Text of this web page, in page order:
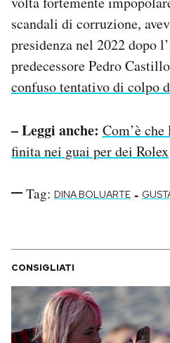
scandali di corruzione,
presidenza nel 2022 dopo
predecessore Pedro
confuso tentativo di colpo
– Leggi anche: Com’è
finita nei guai per dei Rolex
Tag: DINA BOLUARTE -
CONSIGLIATI